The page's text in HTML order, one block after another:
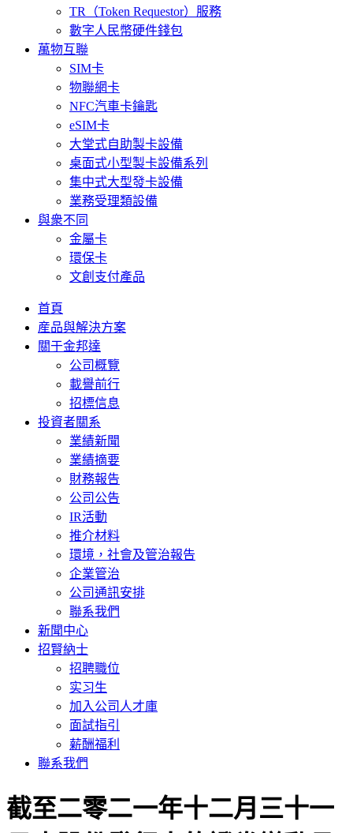
TR（Token Requestor）服務
數字人民幣硬件錢包
萬物互聯
SIM卡
物聯網卡
NFC汽車卡鑰匙
eSIM卡
大堂式自助製卡設備
桌面式小型製卡設備系列
集中式大型發卡設備
業務受理類設備
與衆不同
金屬卡
環保卡
文創支付產品
首頁
産品與解決方案
關于金邦達
公司概覽
載譽前行
招標信息
投資者關系
業績新聞
業績摘要
財務報告
公司公告
IR活動
推介材料
環境，社會及管治報告
企業管治
公司通訊安排
聯系我們
新聞中心
招賢納士
招聘職位
实习生
加入公司人才庫
面試指引
薪酬福利
聯系我們
截至二零二一年十二月三十一